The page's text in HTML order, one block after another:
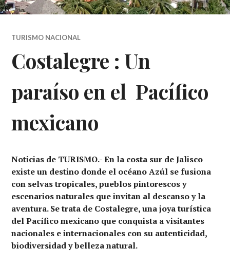
TURISMO NACIONAL
Costalegre : Un
paraíso en el Pacífico
mexicano
Noticias de TURISMO.- En la costa sur de Jalisco
existe un destino donde el océano Azúl se fusiona
con selvas tropicales, pueblos pintorescos y
escenarios naturales que invitan al descanso y la
aventura. Se trata de Costalegre, una joya turística
del Pacífico mexicano que conquista a visitantes
nacionales e internacionales con su autenticidad,
biodiversidad y belleza natural.